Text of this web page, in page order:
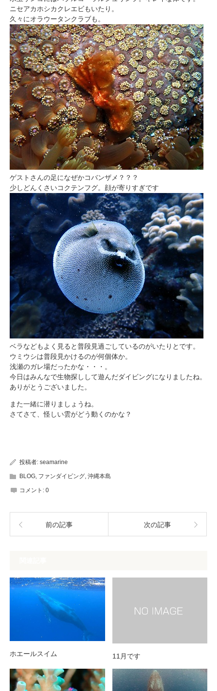
ニセアカホシカクレエビもいたり。
久々にオラウータンクラブも。
ゲストさんの足になぜかコバンザメ？？？
少しどんくさいコクテンフグ。顔が寄りすぎです
ベラなどもよく見ると普段見過ごしているのがいたりとです。
ウミウシは普段見かけるのが何個体か。
浅瀬のガレ場だったかな・・・。
今日はみんなで生物探しして遊んだダイビングになりましたね。
ありがとうございました。
また一緒に潜りましょうね。
さてさて、怪しい雲がどう動くのかな？
投稿者: seamarine
BLOG, ファンダイビング, 沖縄本島
コメント: 0
前の記事 次の記事
ホエールスイム 11月です